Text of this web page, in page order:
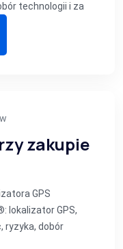
technologii i za
zakupie
GPS
lokalizator GPS,
ryzyka, dobór